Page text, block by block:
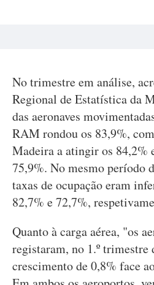
No trimestre em análise,
Regional de Estatística da
das aeronaves
RAM rondou os 83,9%,
Madeira a atingir os 84,2%
75,9%. No mesmo período
taxas de ocupação eram
82,7% e 72,7%,
Quanto à carga aérea, "os
registaram, no 1.º trimestre
crescimento de 0,8% face